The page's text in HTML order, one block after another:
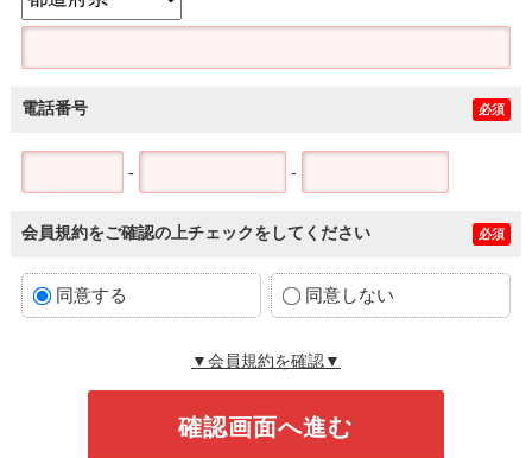
電話番号 必須
- -
会員規約をご確認の上チェックをしてください 必須
同意する 同意しない
▼会員規約を確認▼